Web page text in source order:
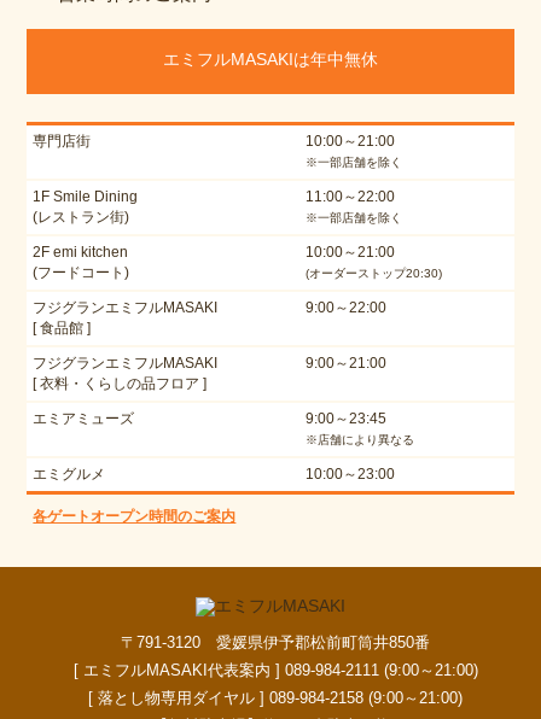
エミフルMASAKIは年中無休
専門店街 10:00～21:00
※一部店舗を除く
1F Smile Dining
(レストラン街)
11:00～22:00
※一部店舗を除く
2F emi kitchen
(フードコート)
10:00～21:00
(オーダーストップ20:30)
フジグランエミフルMASAKI
[ 食品館 ]
9:00～22:00
フジグランエミフルMASAKI
[ 衣料・くらしの品フロア ]
9:00～21:00
エミアミューズ 9:00～23:45
※店舗により異なる
エミグルメ 10:00～23:00
各ゲートオープン時間のご案内
〒791-3120 愛媛県伊予郡松前町筒井850番
[ エミフルMASAKI代表案内 ] 089-984-2111 (9:00～21:00)
[ 落とし物専用ダイヤル ] 089-984-2158 (9:00～21:00)